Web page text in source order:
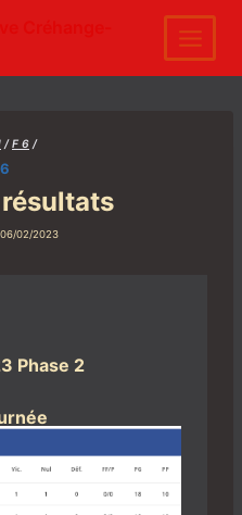
/ F 6 /
résultats
06/02/2023
Phase 2